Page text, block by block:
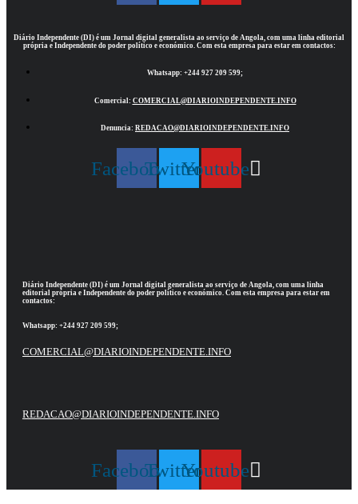
Diário Independente (DI) é um Jornal digital generalista ao serviço de Angola, com uma linha editorial
própria e Independente do poder político e económico. Com esta empresa para estar em contactos:
Whatsapp: +244 927 209 599;
Comercial: COMERCIAL@DIARIOINDEPENDENTE.INFO
Denuncia: REDACAO@DIARIOINDEPENDENTE.INFO
FacebookTwitterYoutube
Diário Independente (DI) é um Jornal digital generalista ao serviço de Angola, com uma linha
editorial própria e Independente do poder político e económico. Com esta empresa para estar em
contactos:
Whatsapp: +244 927 209 599;
COMERCIAL@DIARIOINDEPENDENTE.INFO
REDACAO@DIARIOINDEPENDENTE.INFO
FacebookTwitterYoutube